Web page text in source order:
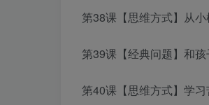
第38课【思维方式】从
第39课【经典问题】和
第40课【思维方式】学